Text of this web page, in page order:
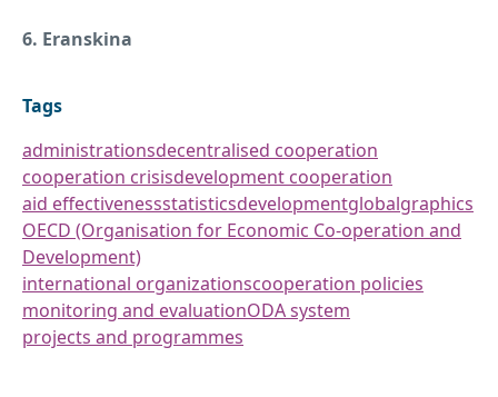
6. Eranskina
Tags
administrationsdecentralised cooperation
cooperation crisisdevelopment cooperation
aid effectivenessstatisticsdevelopmentglobalgraphics
OECD (Organisation for Economic Co-operation and
Development)
international organizationscooperation policies
monitoring and evaluationODA system
projects and programmes